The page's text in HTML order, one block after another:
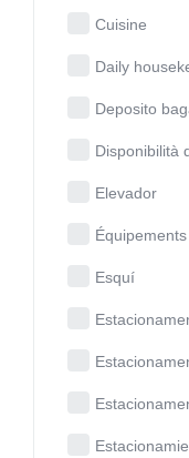
Cuisine
Daily
Deposito
Disponibilità
Elevador
Esquí